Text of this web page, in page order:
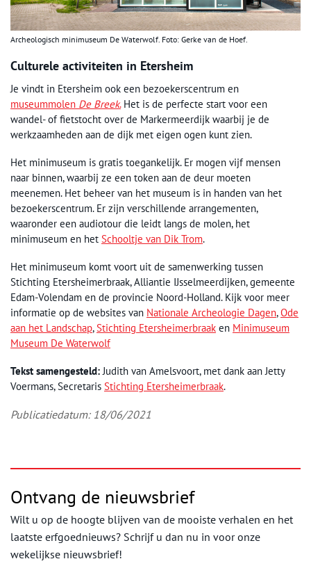
Archeologisch minimuseum De Waterwolf. Foto: Gerke van de Hoef.
Culturele activiteiten in Etersheim
Je vindt in Etersheim ook een bezoekerscentrum en
museummolen De Breek.Het is de perfecte start voor een
wandel- of fietstocht over de Markermeerdijk waarbij je de
werkzaamheden aan de dijk met eigen ogen kunt zien.
Het minimuseum is gratis toegankelijk. Er mogen vijf mensen
naar binnen, waarbij ze een token aan de deur moeten
meenemen. Het beheer van het museum is in handen van het
bezoekerscentrum. Er zijn verschillende arrangementen,
waaronder een audiotour die leidt langs de molen, het
minimuseum en het Schooltje van Dik Trom.
Het minimuseum komt voort uit de samenwerking tussen
Stichting Etersheimerbraak, Alliantie IJsselmeerdijken, gemeente
Edam-Volendam en de provincie Noord-Holland. Kijk voor meer
informatie op de websites van Nationale Archeologie Dagen,Ode
aan het Landschap,Stichting Etersheimerbraak en Minimuseum
Museum De Waterwolf
Tekst samengesteld:Judith van Amelsvoort, met dank aan Jetty
Voermans, Secretaris Stichting Etersheimerbraak.
Publicatiedatum: 18/06/2021
Ontvang de nieuwsbrief
Wilt u op de hoogte blijven van de mooiste verhalen en het
laatste erfgoednieuws? Schrijf u dan nu in voor onze
wekelijkse nieuwsbrief!